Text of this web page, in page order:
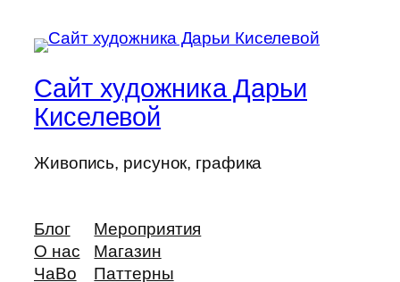
Сайт художника Дарьи
Киселевой
Живопись, рисунок, графика
Блог
О нас
ЧаВо
Мероприятия
Магазин
Паттерны